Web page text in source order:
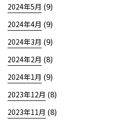
2024年5月 (9)
2024年4月 (9)
2024年3月 (9)
2024年2月 (8)
2024年1月 (9)
2023年12月 (8)
2023年11月 (8)